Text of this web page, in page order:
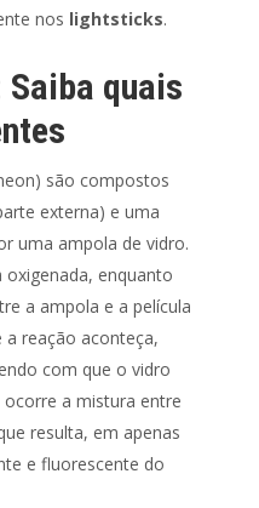
nos lightsticks.
Saiba quais
são compostos
externa) e uma
uma ampola de vidro.
oxigenada, enquanto
a ampola e a película
reação aconteça,
com que o vidro
ocorre a mistura entre
resulta, em apenas
e fluorescente do